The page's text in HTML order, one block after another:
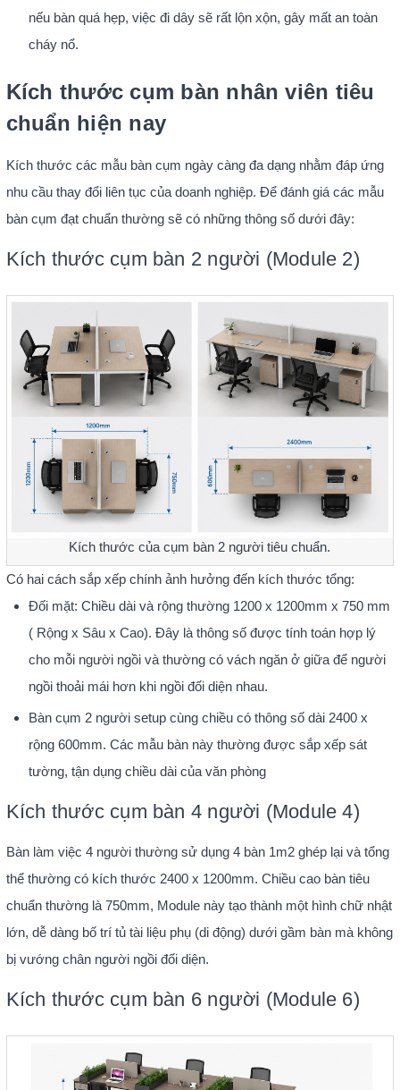
nếu bàn quá hẹp, việc đi dây sẽ rất lộn xộn, gây mất an toàn
cháy nổ.
Kích thước cụm bàn nhân viên tiêu
chuẩn hiện nay
Kích thước các mẫu bàn cụm ngày càng đa dạng nhằm đáp ứng
nhu cầu thay đổi liên tục của doanh nghiệp. Để đánh giá các mẫu
bàn cụm đạt chuẩn thường sẽ có những thông số dưới đây:
Kích thước cụm bàn 2 người (Module 2)
Kích thước của cụm bàn 2 người tiêu chuẩn.
Có hai cách sắp xếp chính ảnh hưởng đến kích thước tổng:
Đối mặt: Chiều dài và rộng thường 1200 x 1200mm x 750 mm
( Rộng x Sâu x Cao). Đây là thông số được tính toán hợp lý
cho mỗi người ngồi và thường có vách ngăn ở giữa để người
ngồi thoải mái hơn khi ngồi đối diện nhau.
Bàn cụm 2 người setup cùng chiều có thông số dài 2400 x
rộng 600mm. Các mẫu bàn này thường được sắp xếp sát
tường, tận dụng chiều dài của văn phòng
Kích thước cụm bàn 4 người (Module 4)
Bàn làm việc 4 người thường sử dụng 4 bàn 1m2 ghép lại và tổng
thể thường có kích thước 2400 x 1200mm. Chiều cao bàn tiêu
chuẩn thường là 750mm, Module này tạo thành một hình chữ nhật
lớn, dễ dàng bố trí tủ tài liệu phụ (di động) dưới gầm bàn mà không
bị vướng chân người ngồi đối diện.
Kích thước cụm bàn 6 người (Module 6)